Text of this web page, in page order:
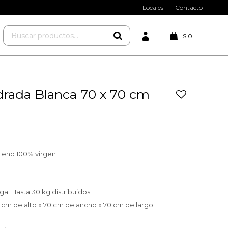
$ 0
Locales Contacto
Blanca 70 x 70 cm
100% virgen
Hasta 30 kg distribuidos
cm de alto x 70 cm de ancho x 70 cm de largo